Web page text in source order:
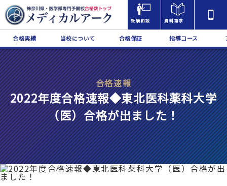
受験相談 資料請求
合格実績 当校について 合格保証 指導コース
合格速報
2022年度合格速報◆東北医科薬科大学
（医）合格が出ました！